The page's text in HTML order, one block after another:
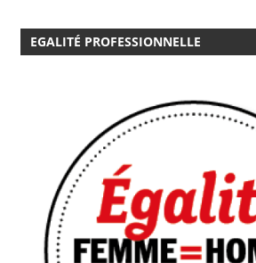
EGALITÉ PROFESSIONNELLE